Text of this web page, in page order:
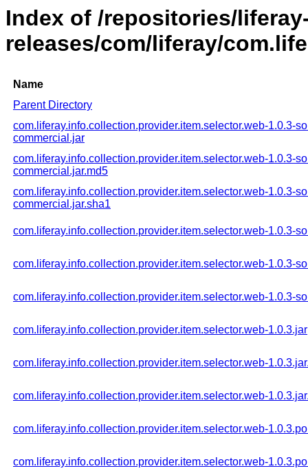
Index of /repositories/
releases/com/liferay/
Name
Parent Directory
com.liferay.info.collection.provider.item.selector.web-1.0.3-
commercial.jar
com.liferay.info.collection.provider.item.selector.web-1.0.3-
commercial.jar.md5
com.liferay.info.collection.provider.item.selector.web-1.0.3-
commercial.jar.sha1
com.liferay.info.collection.provider.item.selector.web-1.0.3-
com.liferay.info.collection.provider.item.selector.web-1.0.3-
com.liferay.info.collection.provider.item.selector.web-1.0.3-
com.liferay.info.collection.provider.item.selector.web-1.0.3.jar
com.liferay.info.collection.provider.item.selector.web-
com.liferay.info.collection.provider.item.selector.web-
com.liferay.info.collection.provider.item.selector.web-
com.liferay.info.collection.provider.item.selector.web-